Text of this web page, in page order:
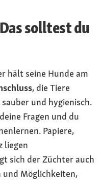
solltest du
hält seine Hunde am
, die Tiere
und hygienisch.
Fragen und du
Papiere,
liegen
sich der Züchter auch
und Möglichkeiten,